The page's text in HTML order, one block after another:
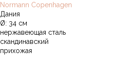
Normann Copenhagen
Дания
Ø: 34 см
нержавеющая сталь
скандинавский
прихожая